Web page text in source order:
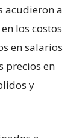
acudieron a
los costos
en salarios
precios en
y